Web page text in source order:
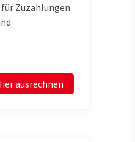
Zuzahlungen
ausrechnen